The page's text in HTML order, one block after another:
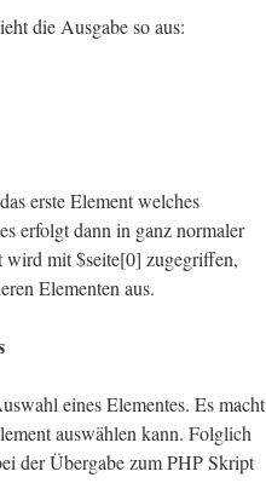
die Ausgabe so aus:
erste Element welches
erfolgt dann in ganz normaler
wird mit $seite[0] zugegriffen,
Elementen aus.
eines Elementes. Es macht
auswählen kann. Folglich
der Übergabe zum PHP Skript